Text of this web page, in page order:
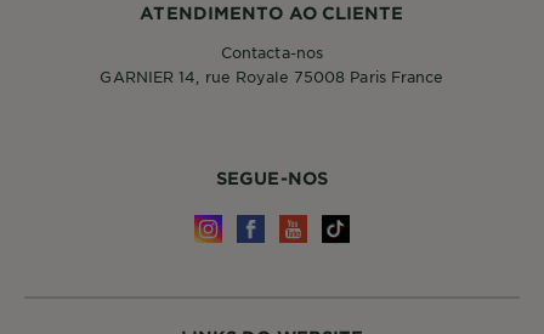
SEGUE-NOS
ATENDIMENTO AO CLIENTE
Contacta-nos
GARNIER 14, rue Royale 75008 Paris France